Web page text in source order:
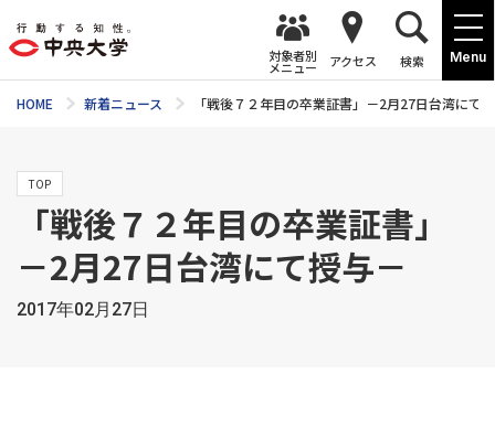
Menu
対象者別
メニュー アクセス 検索
HOME 新着ニュース 「戦後７２年目の卒業証書」－2月27日台湾にて
TOP
「戦後７２年目の卒業証書」
－2月27日台湾にて授与－
2017年02月27日